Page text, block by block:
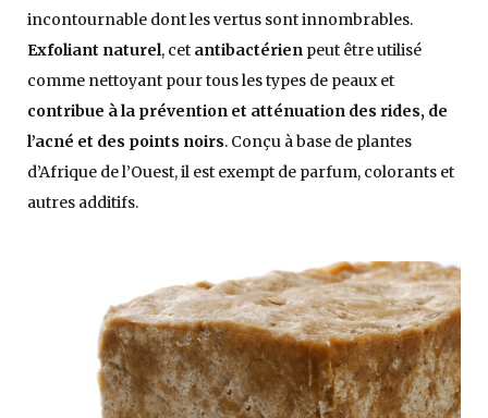
incontournable dont les vertus sont innombrables.
Exfoliant naturel, cet antibactérien peut être utilisé
comme nettoyant pour tous les types de peaux et
contribue à la prévention et atténuation des rides, de
l’acné et des points noirs. Conçu à base de plantes
d’Afrique de l’Ouest, il est exempt de parfum, colorants et
autres additifs.